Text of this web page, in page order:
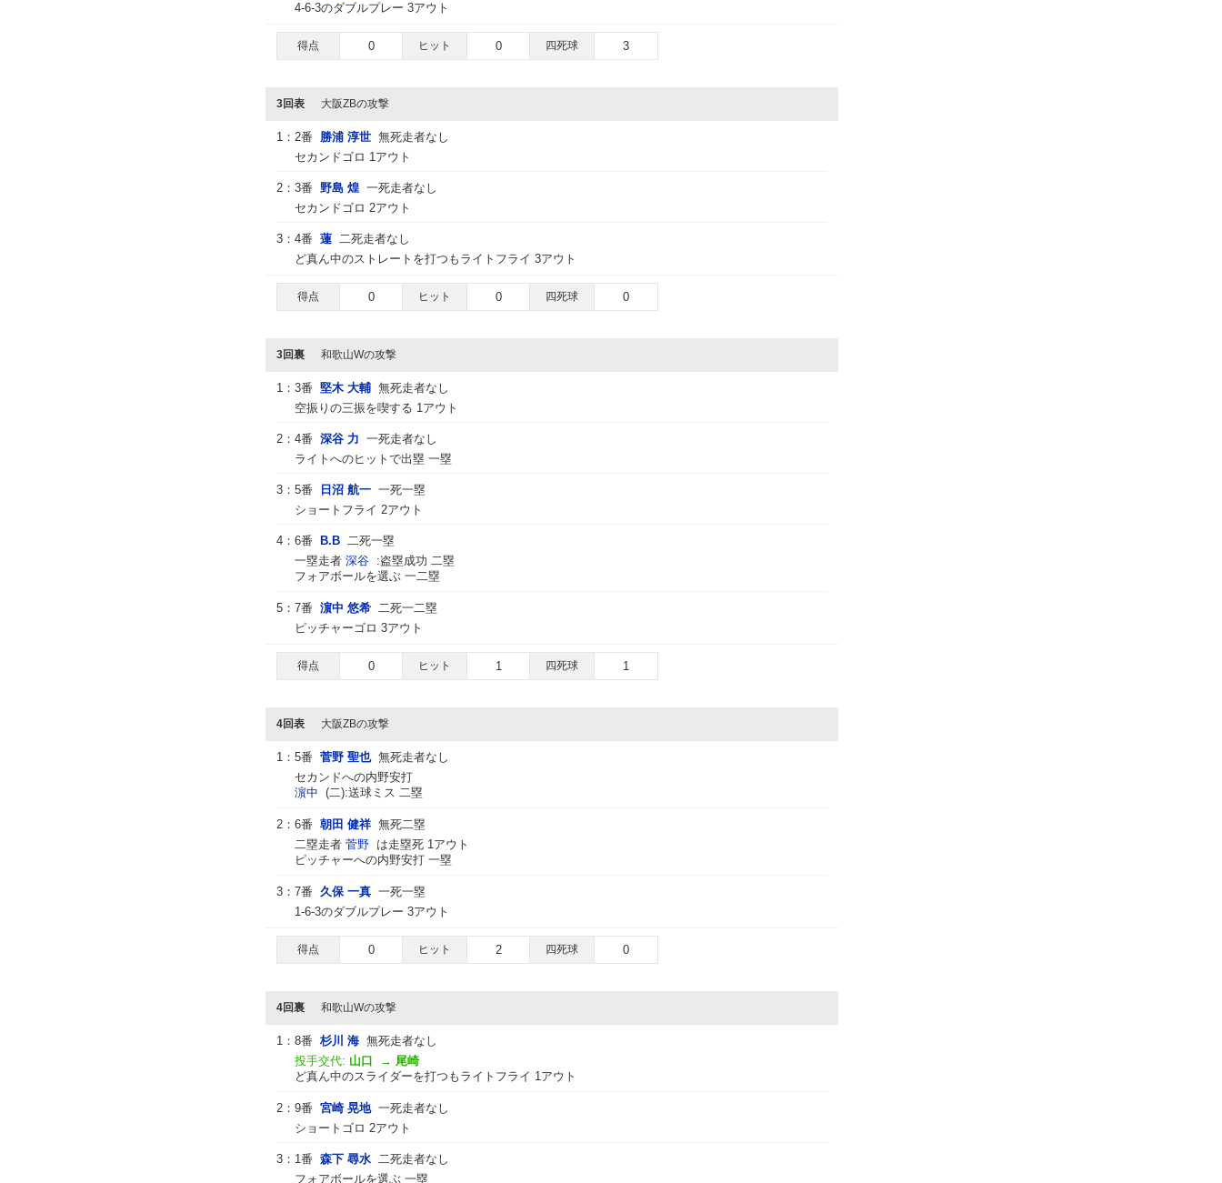
4-6-3のダブルプレー 3アウト
得点 0 ヒット 0 四死球 3
3回表 大阪ZBの攻撃
1： 2番 勝浦 淳世 無死走者なし
セカンドゴロ 1アウト
2： 3番 野島 煌 一死走者なし
セカンドゴロ 2アウト
3： 4番 蓮 二死走者なし
ど真ん中のストレートを打つもライトフライ 3アウト
得点 0 ヒット 0 四死球 0
3回裏 和歌山Wの攻撃
1： 3番 堅木 大輔 無死走者なし
空振りの三振を喫する 1アウト
2： 4番 深谷 力 一死走者なし
ライトへのヒットで出塁 一塁
3： 5番 日沼 航一 一死一塁
ショートフライ 2アウト
4： 6番 B.B 二死一塁
一塁走者 深谷 :盗塁成功 二塁
フォアボールを選ぶ 一二塁
5： 7番 濵中 悠希 二死一二塁
ピッチャーゴロ 3アウト
得点 0 ヒット 1 四死球 1
4回表 大阪ZBの攻撃
1： 5番 菅野 聖也 無死走者なし
セカンドへの内野安打
濵中 (二):送球ミス 二塁
2： 6番 朝田 健祥 無死二塁
二塁走者 菅野 は走塁死 1アウト
ピッチャーへの内野安打 一塁
3： 7番 久保 一真 一死一塁
1-6-3のダブルプレー 3アウト
得点 0 ヒット 2 四死球 0
4回裏 和歌山Wの攻撃
1： 8番 杉川 海 無死走者なし
投手交代: 山口 → 尾崎
ど真ん中のスライダーを打つもライトフライ 1アウト
2： 9番 宮崎 晃地 一死走者なし
ショートゴロ 2アウト
3： 1番 森下 尋水 二死走者なし
フォアボールを選ぶ 一塁